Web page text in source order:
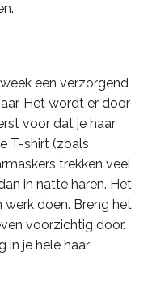
een verzorgend
Het wordt er door
voor dat je haar
T-shirt (zoals
trekken veel
in natte haren. Het
doen. Breng het
voorzichtig door.
in je hele haar